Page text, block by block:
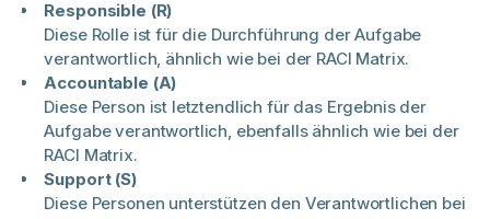
Responsible (R)
Diese Rolle ist für die Durchführung der Aufgabe
verantwortlich, ähnlich wie bei der RACI Matrix.
Accountable (A)
Diese Person ist letztendlich für das Ergebnis der
Aufgabe verantwortlich, ebenfalls ähnlich wie bei der
RACI Matrix.
Support (S)
Diese Personen unterstützen den Verantwortlichen bei